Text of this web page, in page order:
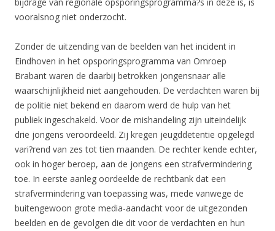
vooralsnog niet onderzocht.
Zonder de uitzending van de beelden van het incident in
Eindhoven in het opsporingsprogramma van Omroep
Brabant waren de daarbij betrokken jongensnaar alle
waarschijnlijkheid niet aangehouden. De verdachten waren bij
de politie niet bekend en daarom werd de hulp van het
publiek ingeschakeld. Voor de mishandeling zijn uiteindelijk
drie jongens veroordeeld. Zij kregen jeugddetentie opgelegd
vari?rend van zes tot tien maanden. De rechter kende echter,
ook in hoger beroep, aan de jongens een strafvermindering
toe. In eerste aanleg oordeelde de rechtbank dat een
strafvermindering van toepassing was, mede vanwege de
buitengewoon grote media-aandacht voor de uitgezonden
beelden en de gevolgen die dit voor de verdachten en hun